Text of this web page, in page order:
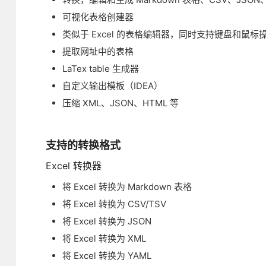
可视化表格创建器
类似于 Excel 的表格编辑器，同时支持键盘和鼠标
提取网址中的表格
LaTex table 生成器
自定义输出模板（IDEA）
压缩 XML、JSON、HTML 等
支持的转换格式
Excel 转换器
将 Excel 转换为 Markdown 表格
将 Excel 转换为 CSV/TSV
将 Excel 转换为 JSON
将 Excel 转换为 XML
将 Excel 转换为 YAML